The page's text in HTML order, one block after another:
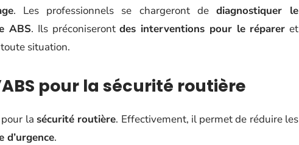
. Les professionnels se chargeront de diagnostiquer le
ABS. Ils préconiserontdes interventions pour le réparer et
situation.
pour la sécurité routière
la sécurité routière. Effectivement, il permet de réduire les
d’urgence.